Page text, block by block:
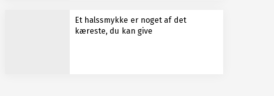
Et halssmykke er noget af det
kæreste, du kan give